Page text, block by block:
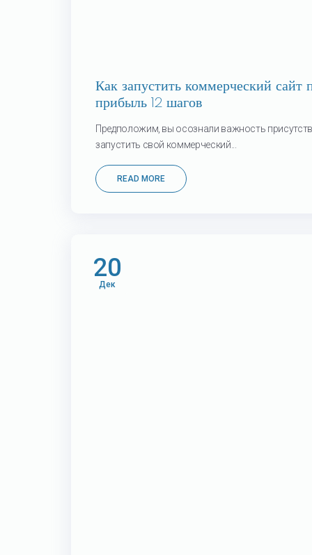
Как запустить коммерческий сайт
прибыль 12 шагов
Предположим, вы осознали важность
запустить свой коммерческий...
READ MORE
20
Дек